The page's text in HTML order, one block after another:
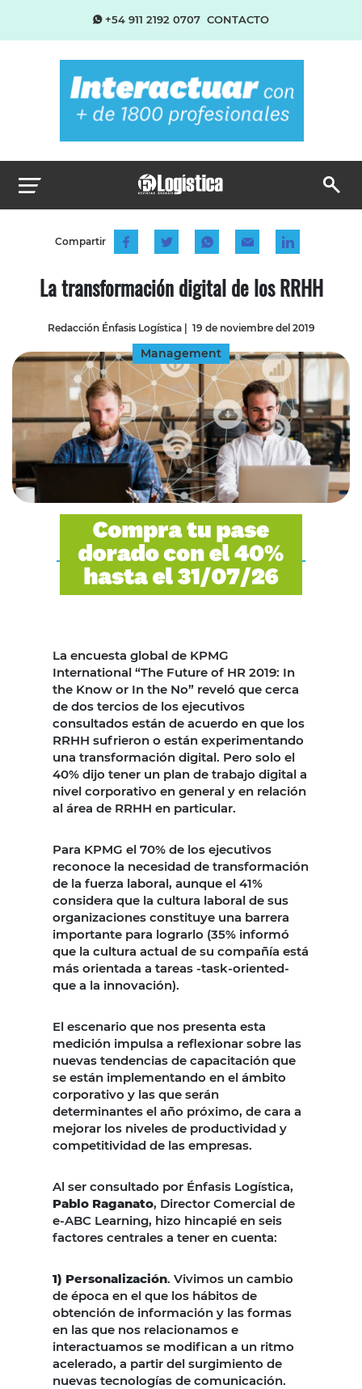
+54 911 2192 0707 CONTACTO
Compartir
La transformación digital de los RRHH
Redacción Énfasis Logística| 19 de noviembre del 2019
Management
La encuesta global de KPMG
International “The Future of HR 2019: In
the Know or In the No” reveló que cerca
de dos tercios de los ejecutivos
consultados están de acuerdo en que los
RRHH sufrieron o están experimentando
una transformación digital. Pero solo el
40% dijo tener un plan de trabajo digital a
nivel corporativo en general y en relación
al área de RRHH en particular.
Para KPMG el 70% de los ejecutivos
reconoce la necesidad de transformación
de la fuerza laboral, aunque el 41%
considera que la cultura laboral de sus
organizaciones constituye una barrera
importante para lograrlo (35% informó
que la cultura actual de su compañía está
más orientada a tareas -task-oriented-
que a la innovación).
El escenario que nos presenta esta
medición impulsa a reflexionar sobre las
nuevas tendencias de capacitación que
se están implementando en el ámbito
corporativo y las que serán
determinantes el año próximo, de cara a
mejorar los niveles de productividad y
competitividad de las empresas.
Al ser consultado por Énfasis Logística,
Pablo Raganato, Director Comercial de
e-ABC Learning, hizo hincapié en seis
factores centrales a tener en cuenta:
1) Personalización. Vivimos un cambio
de época en el que los hábitos de
obtención de información y las formas
en las que nos relacionamos e
interactuamos se modifican a un ritmo
acelerado, a partir del surgimiento de
nuevas tecnologías de comunicación.